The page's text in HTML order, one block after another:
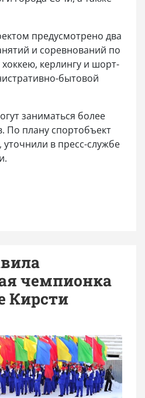
предусмотрено два
и соревнований по
керлингу и шорт-
бытовой
заниматься более
По плану спортобъект
уточнили в пресс-службе
чемпионка
Кирсти